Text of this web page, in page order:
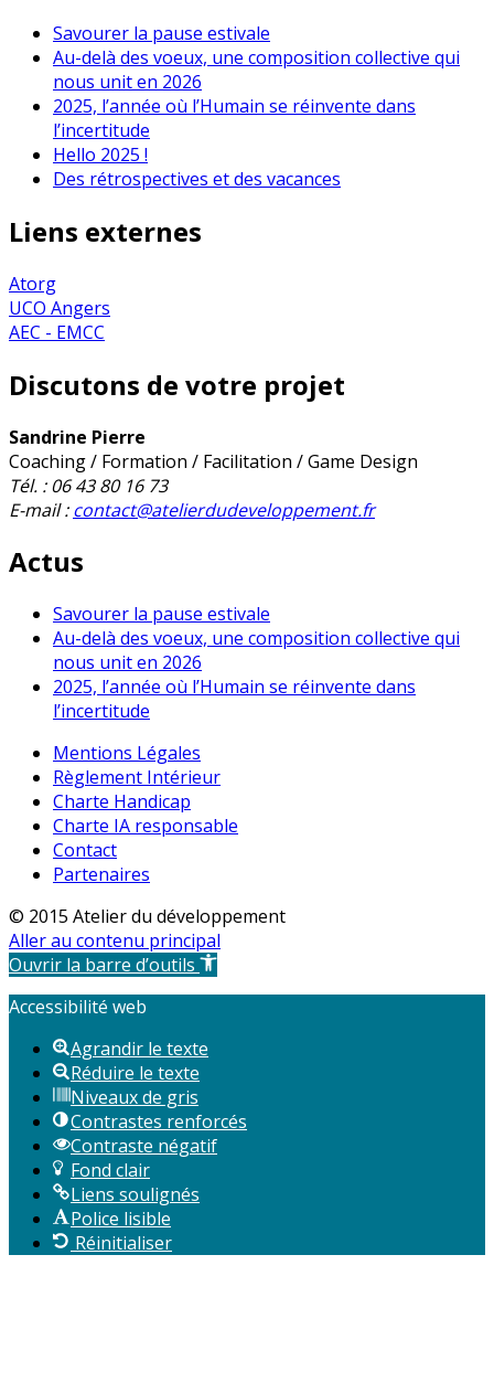
Savourer la pause estivale
Au-delà des voeux, une composition collective qui
nous unit en 2026
2025, l’année où l’Humain se réinvente dans
l’incertitude
Hello 2025 !
Des rétrospectives et des vacances
Liens externes
Atorg
UCO Angers
AEC - EMCC
Discutons de votre projet
Sandrine Pierre
Coaching / Formation / Facilitation / Game Design
Tél. : 06 43 80 16 73
E-mail :contact@atelierdudeveloppement.fr
Actus
Savourer la pause estivale
Au-delà des voeux, une composition collective qui
nous unit en 2026
2025, l’année où l’Humain se réinvente dans
l’incertitude
Mentions Légales
Règlement Intérieur
Charte Handicap
Charte IA responsable
Contact
Partenaires
© 2015 Atelier du développement
Aller au contenu principal
Ouvrir la barre d’outils
Accessibilité web
Agrandir le texte
Réduire le texte
Niveaux de gris
Contrastes renforcés
Contraste négatif
Fond clair
Liens soulignés
Police lisible
Réinitialiser